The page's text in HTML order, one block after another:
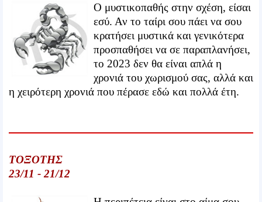
Ο μυστικοπαθής στην σχέση, είσαι
εσύ. Αν το ταίρι σου πάει να σου
κρατήσει μυστικά και γενικότερα
προσπαθήσει να σε παραπλανήσει,
το 2023 δεν θα είναι απλά η
χρονιά του χωρισμού σας, αλλά και
η χειρότερη χρονιά που πέρασε εδώ και πολλά έτη.
ΤΟΞΟΤΗΣ
23/11 - 21/12